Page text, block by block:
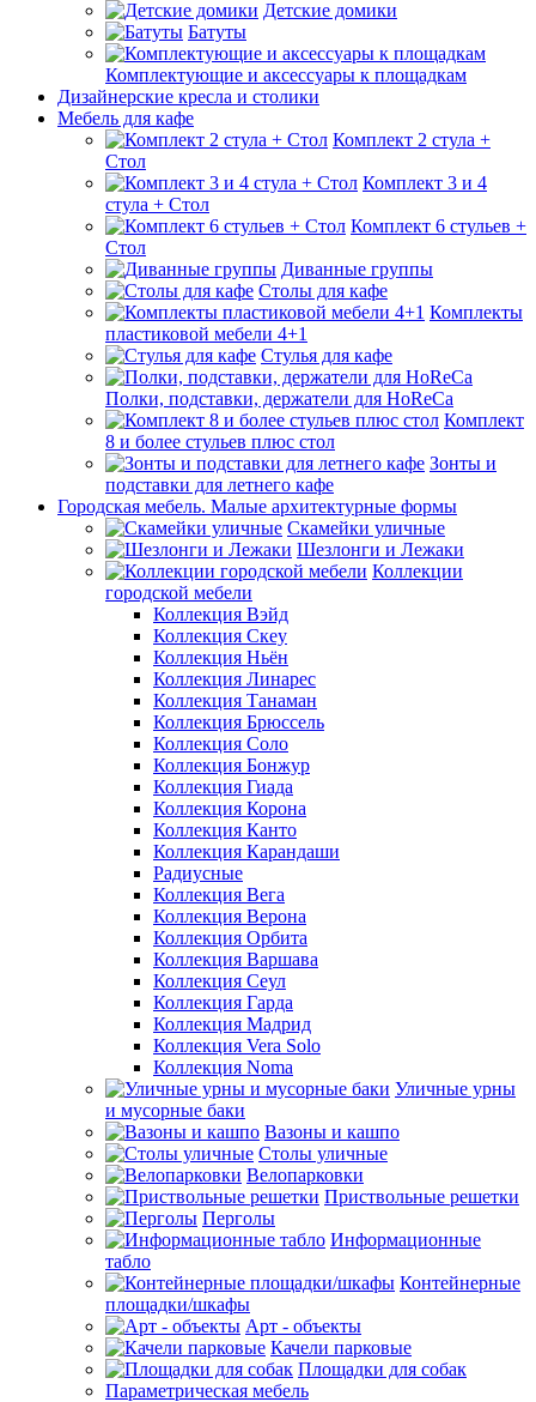
Детские домики
Батуты
Комплектующие и аксессуары к площадкам
Дизайнерские кресла и столики
Мебель для кафе
Комплект 2 стула +
Стол
Комплект 3 и 4
стула + Стол
Комплект 6 стульев +
Стол
Диванные группы
Столы для кафе
Комплекты
пластиковой мебели 4+1
Стулья для кафе
Полки, подставки, держатели для HoReCa
Комплект
8 и более стульев плюс стол
Зонты и
подставки для летнего кафе
Городская мебель. Малые архитектурные формы
Скамейки уличные
Шезлонги и Лежаки
Коллекции
городской мебели
Коллекция Вэйд
Коллекция Скеу
Коллекция Ньён
Коллекция Линарес
Коллекция Танаман
Коллекция Брюссель
Коллекция Соло
Коллекция Бонжур
Коллекция Гиада
Коллекция Корона
Коллекция Канто
Коллекция Карандаши
Радиусные
Коллекция Вега
Коллекция Верона
Коллекция Орбита
Коллекция Варшава
Коллекция Сеул
Коллекция Гарда
Коллекция Мадрид
Коллекция Vera Solo
Коллекция Noma
Уличные урны
и мусорные баки
Вазоны и кашпо
Столы уличные
Велопарковки
Приствольные решетки
Перголы
Информационные
табло
Контейнерные
площадки/шкафы
Арт - объекты
Качели парковые
Площадки для собак
Параметрическая мебель